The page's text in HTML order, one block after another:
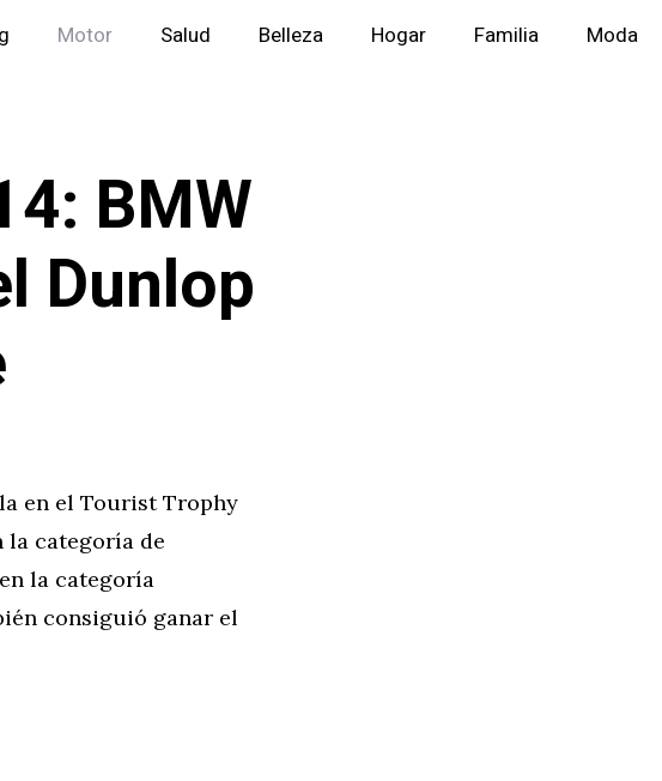
Motor Salud Belleza Hogar Familia Moda
BMW
Dunlop
en el Tourist Trophy
la categoría de
la categoría
consiguió ganar el